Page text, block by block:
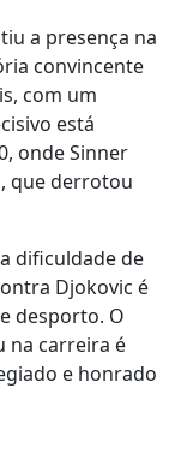
a presença na
convincente
com um
está
onde Sinner
que derrotou
dificuldade de
Djokovic é
desporto. O
na carreira é
e honrado